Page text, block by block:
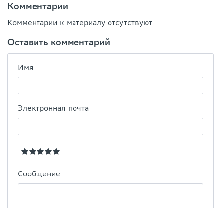
Комментарии
Комментарии к материалу отсутствуют
Оставить комментарий
Имя
Электронная почта
Сообщение